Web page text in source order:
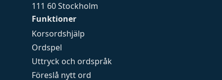
Funktioner
Korsordshjälp
Ordspel
Uttryck och ordspråk
Föreslå nytt ord
111 60 Stockholm